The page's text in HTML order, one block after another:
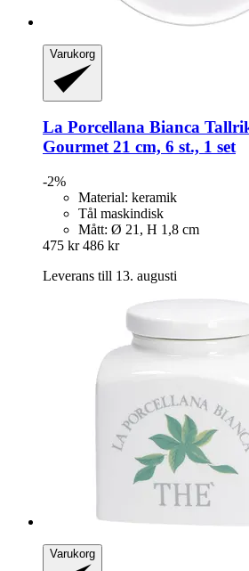
Varukorg
La Porcellana Bianca
Gourmet 21 cm, 6 st., 1 set
-2%
Material: keramik
Tål maskindisk
Mått: Ø 21, H 1,8 cm
475 kr 486 kr
Leverans till 13. augusti
Varukorg